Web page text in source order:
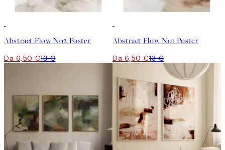
Abstract Flow No2 Poster
Da 6,50 €13 €
Abstract Flow No1 Poster
Da 6,50 €13 €